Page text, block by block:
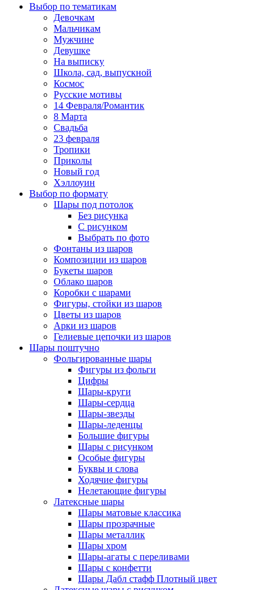
Выбор по тематикам
Девочкам
Мальчикам
Мужчине
Девушке
На выписку
Школа, сад, выпускной
Космос
Русские мотивы
14 Февраля/Романтик
8 Марта
Свадьба
23 февраля
Тропики
Приколы
Новый год
Хэллоуин
Выбор по формату
Шары под потолок
Без рисунка
С рисунком
Выбрать по фото
Фонтаны из шаров
Композиции из шаров
Букеты шаров
Облако шаров
Коробки с шарами
Фигуры, стойки из шаров
Цветы из шаров
Арки из шаров
Гелиевые цепочки из шаров
Шары поштучно
Фольгированные шары
Фигуры из фольги
Цифры
Шары-круги
Шары-сердца
Шары-звезды
Шары-леденцы
Большие фигуры
Шары с рисунком
Особые фигуры
Буквы и слова
Ходячие фигуры
Нелетающие фигуры
Латексные шары
Шары матовые классика
Шары прозрачные
Шары металлик
Шары хром
Шары-агаты с переливами
Шары с конфетти
Шары Дабл стафф Плотный цвет